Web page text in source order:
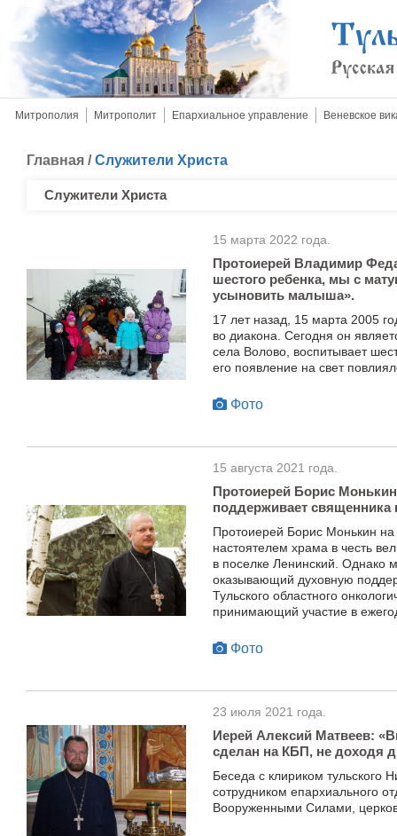
Митрополия Митрополит Епархиальное управление Веневское
Главная /Служители Христа
Служители Христа
15 марта 2022 года.
Протоиерей Владимир
шестого ребенка, мы с
усыновить малыша».
17 лет назад, 15 марта 2005
во диакона. Сегодня он
села Волово, воспитывает
его появление на свет
Фото
15 августа 2021 года.
Протоиерей Борис
поддерживает
Протоиерей Борис Монькин
настоятелем храма в честь
в поселке Ленинский. Однако
оказывающий духовную
Тульского областного
принимающий участие в
Фото
23 июля 2021 года.
Иерей Алексий Матвеев:
сделан на КБП, не доходя
Беседа с клириком тульского
сотрудником епархиального
Вооруженными Силами,